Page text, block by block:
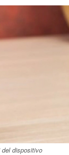
dispositivo